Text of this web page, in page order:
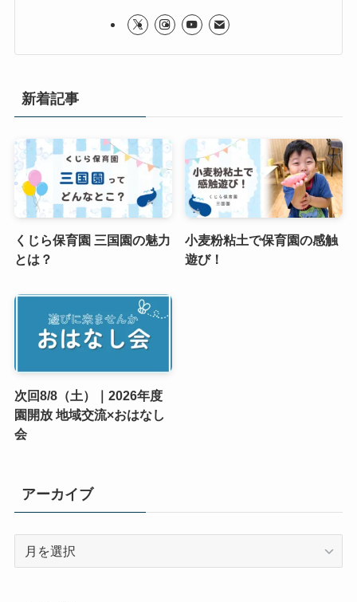
新着記事
くじら保育園 三国園の魅力
とは？
小麦粉粘土で保育園の感触
遊び！
次回8/8（土）｜2026年度
園開放 地域交流×おはなし
会
アーカイブ